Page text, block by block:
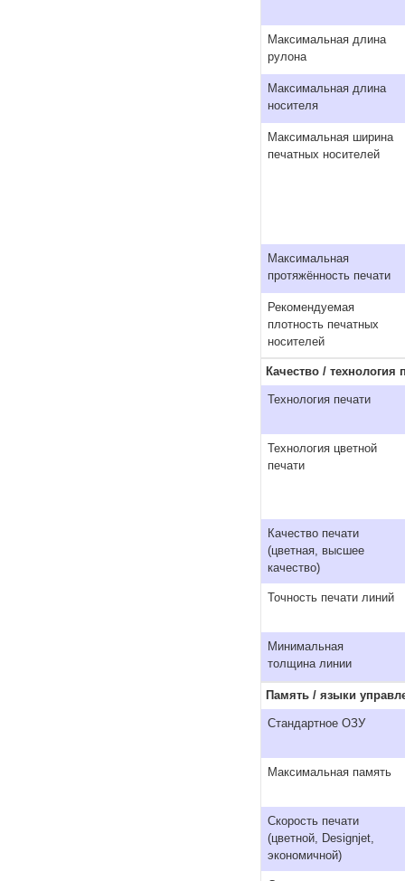
Максимальная длина
рулона
Максимальная длина
носителя
Максимальная ширина
печатных носителей
Максимальная
протяжённость печати
Рекомендуемая
плотность печатных
носителей
Качество / технология
Технология печати
Технология цветной
печати
Качество печати
(цветная, высшее
качество)
Точность печати линий
Минимальная
толщина линии
Память / языки
Стандартное ОЗУ
Максимальная память
Скорость печати
(цветной, Designjet,
экономичной)